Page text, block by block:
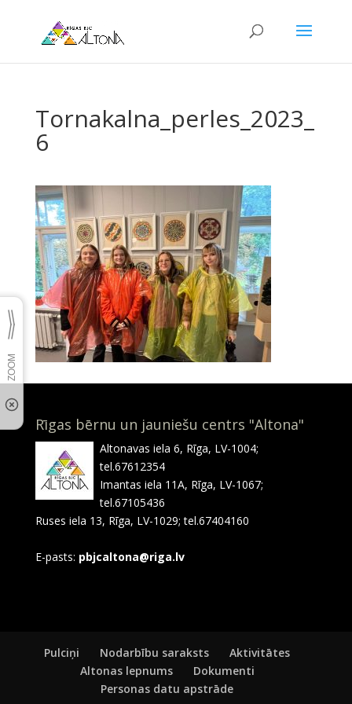
Tornakalna_perles_2023_
6
Rīgas bērnu un jauniešu centrs "Altona"
Altonavas iela 6, Rīga, LV-1004;
tel.67612354
Imantas iela 11A, Rīga, LV-1067;
tel.67105436
Ruses iela 13, Rīga, LV-1029; tel.67404160
E-pasts: pbjcaltona@riga.lv
Pulciņi Nodarbību saraksts
Aktivitātes
Altonas lepnums
Dokumenti
Personas datu apstrāde